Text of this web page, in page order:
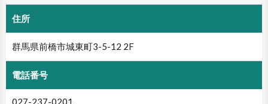
住所
群馬県前橋市城東町3-5-12 2F
電話番号
027-237-0201